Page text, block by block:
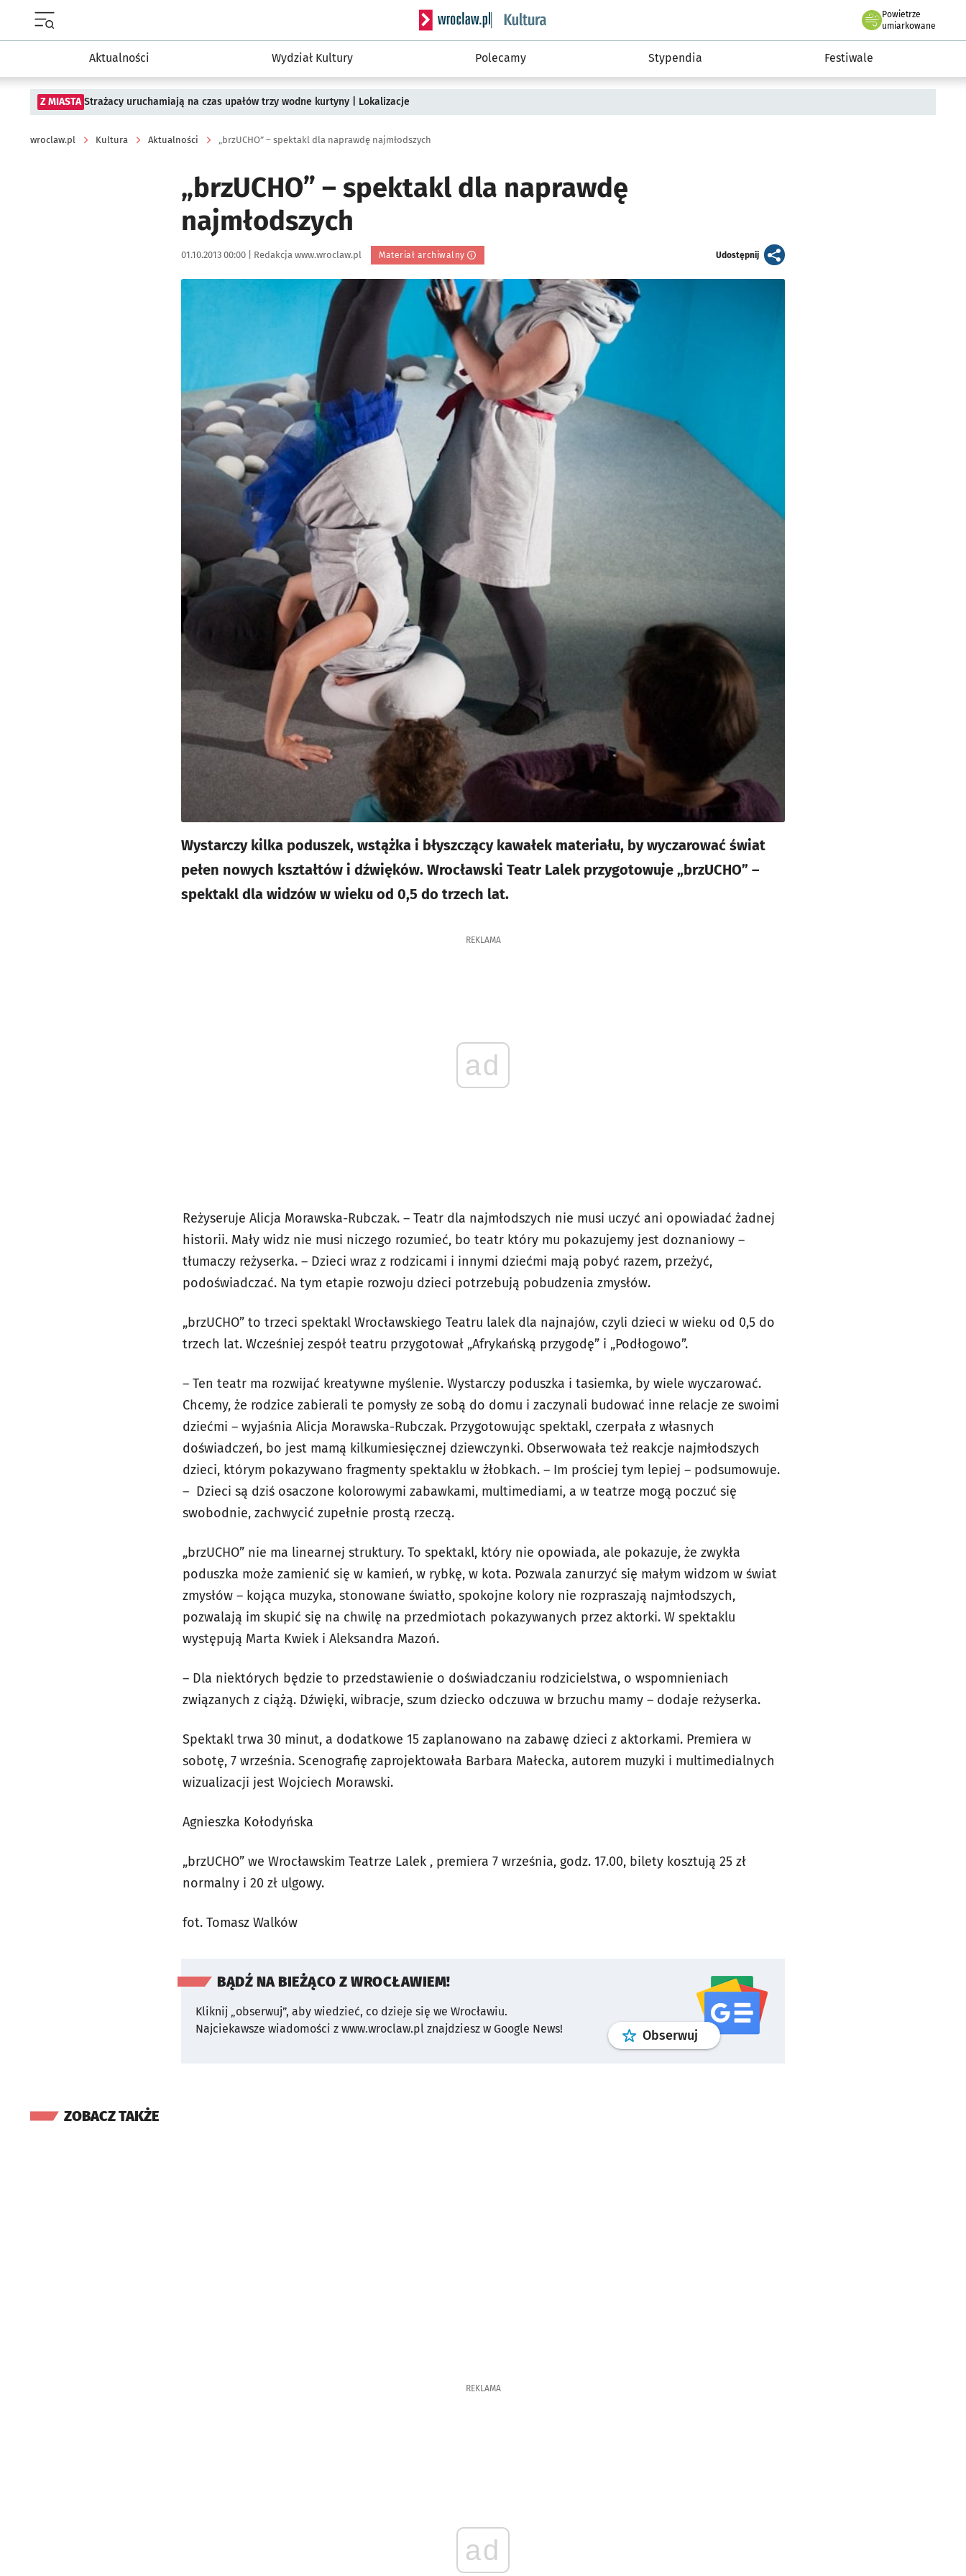
Serwis informacyjny wroclaw.pl podserwis: Kultura
Powietrze
we Wrocławiu
umiarkowane
Aktualności Wydział Kultury Polecamy Stypendia Festiwale
Z MIASTA Strażacy uruchamiają na czas upałów trzy wodne kurtyny | Lokalizacje
wroclaw.pl Kultura Aktualności „brzUCHO” – spektakl dla naprawdę najmłodszych
„brzUCHO” – spektakl dla naprawdę
najmłodszych
Data publikacji:
01.10.2013 00:00 | Autor:
Redakcja www.wroclaw.pl Materiał archiwalny Udostępnijartykuł
Kliknij, aby powiększyć
Wystarczy kilka poduszek, wstążka i błyszczący kawałek materiału, by wyczarować świat
pełen nowych kształtów i dźwięków. Wrocławski Teatr Lalek przygotowuje „brzUCHO” –
spektakl dla widzów w wieku od 0,5 do trzech lat.
REKLAMA
ad
Reżyseruje Alicja Morawska-Rubczak. – Teatr dla najmłodszych nie musi uczyć ani opowiadać żadnej
historii. Mały widz nie musi niczego rozumieć, bo teatr który mu pokazujemy jest doznaniowy –
tłumaczy reżyserka. – Dzieci wraz z rodzicami i innymi dziećmi mają pobyć razem, przeżyć,
podoświadczać. Na tym etapie rozwoju dzieci potrzebują pobudzenia zmysłów.
„brzUCHO” to trzeci spektakl Wrocławskiego Teatru lalek dla najnajów, czyli dzieci w wieku od 0,5 do
trzech lat. Wcześniej zespół teatru przygotował „Afrykańską przygodę” i „Podłogowo”.
– Ten teatr ma rozwijać kreatywne myślenie. Wystarczy poduszka i tasiemka, by wiele wyczarować.
Chcemy, że rodzice zabierali te pomysły ze sobą do domu i zaczynali budować inne relacje ze swoimi
dziećmi – wyjaśnia Alicja Morawska-Rubczak. Przygotowując spektakl, czerpała z własnych
doświadczeń, bo jest mamą kilkumiesięcznej dziewczynki. Obserwowała też reakcje najmłodszych
dzieci, którym pokazywano fragmenty spektaklu w żłobkach. – Im prościej tym lepiej – podsumowuje.
– Dzieci są dziś osaczone kolorowymi zabawkami, multimediami, a w teatrze mogą poczuć się
swobodnie, zachwycić zupełnie prostą rzeczą.
„brzUCHO” nie ma linearnej struktury. To spektakl, który nie opowiada, ale pokazuje, że zwykła
poduszka może zamienić się w kamień, w rybkę, w kota. Pozwala zanurzyć się małym widzom w świat
zmysłów – kojąca muzyka, stonowane światło, spokojne kolory nie rozpraszają najmłodszych,
pozwalają im skupić się na chwilę na przedmiotach pokazywanych przez aktorki. W spektaklu
występują Marta Kwiek i Aleksandra Mazoń.
– Dla niektórych będzie to przedstawienie o doświadczaniu rodzicielstwa, o wspomnieniach
związanych z ciążą. Dźwięki, wibracje, szum dziecko odczuwa w brzuchu mamy – dodaje reżyserka.
Spektakl trwa 30 minut, a dodatkowe 15 zaplanowano na zabawę dzieci z aktorkami. Premiera w
sobotę, 7 września. Scenografię zaprojektowała Barbara Małecka, autorem muzyki i multimedialnych
wizualizacji jest Wojciech Morawski.
Agnieszka Kołodyńska
„brzUCHO” we Wrocławskim Teatrze Lalek , premiera 7 września, godz. 17.00, bilety kosztują 25 zł
normalny i 20 zł ulgowy.
fot. Tomasz Walków
BĄDŹ NA BIEŻĄCO Z WROCŁAWIEM!
Kliknij „obserwuj”, aby wiedzieć, co dzieje się we Wrocławiu.
Najciekawsze wiadomości z www.wroclaw.pl znajdziesz w Google News!
Obserwuj profilgoogle news
ZOBACZ TAKŻE
REKLAMA
ad